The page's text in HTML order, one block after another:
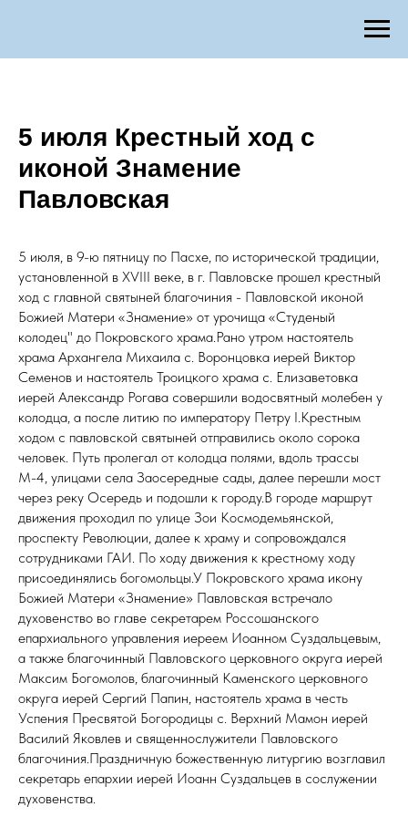
5 июля Крестный ход с
иконой Знамение
Павловская
5 июля, в 9-ю пятницу по Пасхе, по исторической традиции,
установленной в XVIII веке, в г. Павловске прошел крестный
ход с главной святыней благочиния - Павловской иконой
Божией Матери «Знамение» от урочища «Студеный
колодец" до Покровского храма.Рано утром настоятель
храма Архангела Михаила с. Воронцовка иерей Виктор
Семенов и настоятель Троицкого храма с. Елизаветовка
иерей Александр Рогава совершили водосвятный молебен у
колодца, а после литию по императору Петру I.Крестным
ходом с павловской святыней отправились около сорока
человек. Путь пролегал от колодца полями, вдоль трассы
М-4, улицами села Заосередные сады, далее перешли мост
через реку Осередь и подошли к городу.В городе маршрут
движения проходил по улице Зои Космодемьянской,
проспекту Революции, далее к храму и сопровождался
сотрудниками ГАИ. По ходу движения к крестному ходу
присоединялись богомольцы.У Покровского храма икону
Божией Матери «Знамение» Павловская встречало
духовенство во главе секретарем Россошанского
епархиального управления иереем Иоанном Суздальцевым,
а также благочинный Павловского церковного округа иерей
Максим Богомолов, благочинный Каменского церковного
округа иерей Сергий Папин, настоятель храма в честь
Успения Пресвятой Богородицы с. Верхний Мамон иерей
Василий Яковлев и священнослужители Павловского
благочиния.Праздничную божественную литургию возглавил
секретарь епархии иерей Иоанн Суздальцев в сослужении
духовенства.